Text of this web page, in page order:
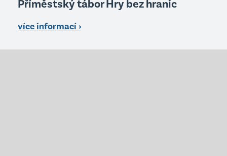
Příměstský tábor Hry bez hranic
více informací ›